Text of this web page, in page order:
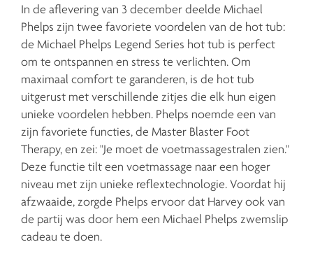
In de aflevering van 3 december deelde Michael
Phelps zijn twee favoriete voordelen van de hot tub:
de Michael Phelps Legend Series hot tub is perfect
om te ontspannen en stress te verlichten. Om
maximaal comfort te garanderen, is de hot tub
uitgerust met verschillende zitjes die elk hun eigen
unieke voordelen hebben. Phelps noemde een van
zijn favoriete functies, de Master Blaster Foot
Therapy, en zei: "Je moet de voetmassagestralen zien."
Deze functie tilt een voetmassage naar een hoger
niveau met zijn unieke reflextechnologie. Voordat hij
afzwaaide, zorgde Phelps ervoor dat Harvey ook van
de partij was door hem een Michael Phelps zwemslip
cadeau te doen.